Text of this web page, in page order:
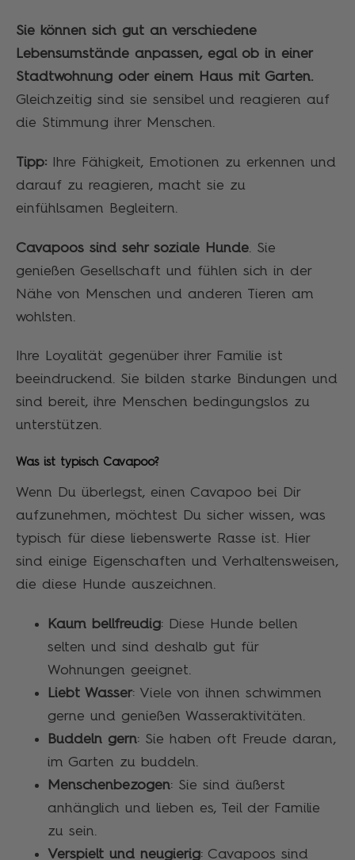
Sie können sich gut an verschiedene
Lebensumstände anpassen, egal ob in einer
Stadtwohnung oder einem Haus mit Garten.
Gleichzeitig sind sie sensibel und reagieren auf
die Stimmung ihrer Menschen.
Tipp: Ihre Fähigkeit, Emotionen zu erkennen und
darauf zu reagieren, macht sie zu
einfühlsamen Begleitern.
Cavapoos sind sehr soziale Hunde. Sie
genießen Gesellschaft und fühlen sich in der
Nähe von Menschen und anderen Tieren am
wohlsten.
Ihre Loyalität gegenüber ihrer Familie ist
beeindruckend. Sie bilden starke Bindungen und
sind bereit, ihre Menschen bedingungslos zu
unterstützen.
Was ist typisch Cavapoo?
Wenn Du überlegst, einen Cavapoo bei Dir
aufzunehmen, möchtest Du sicher wissen, was
typisch für diese liebenswerte Rasse ist. Hier
sind einige Eigenschaften und Verhaltensweisen,
die diese Hunde auszeichnen.
Kaum bellfreudig: Diese Hunde bellen
selten und sind deshalb gut für
Wohnungen geeignet.
Liebt Wasser: Viele von ihnen schwimmen
gerne und genießen Wasseraktivitäten.
Buddeln gern: Sie haben oft Freude daran,
im Garten zu buddeln.
Menschenbezogen: Sie sind äußerst
anhänglich und lieben es, Teil der Familie
zu sein.
Verspielt und neugierig: Cavapoos sind